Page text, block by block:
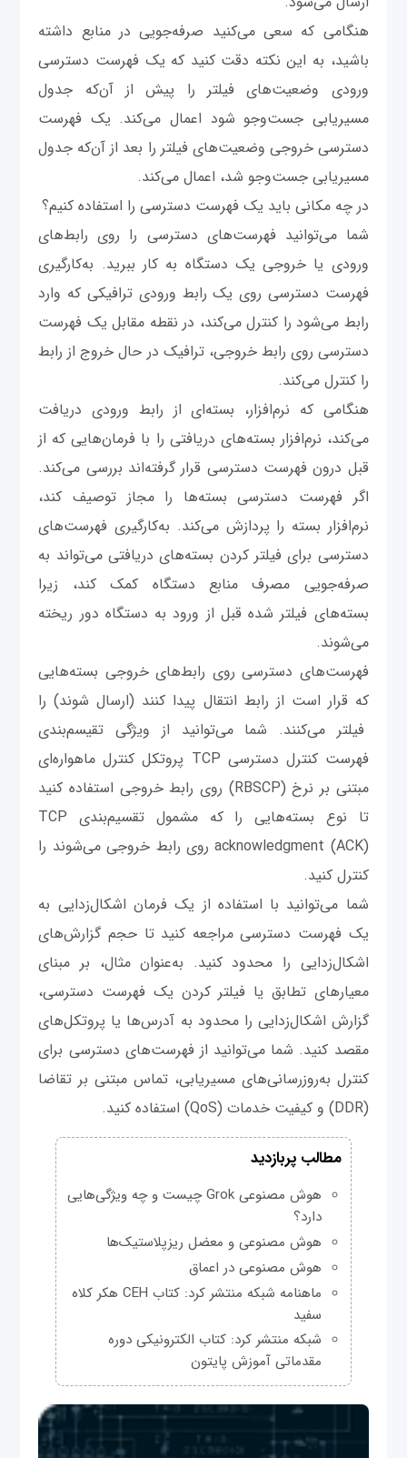
هنگامی که سعی می‌کنید صرفه‌جویی در منابع داشته
باشید، به این نکته دقت کنید که یک فهرست دسترسی
ورودی وضعیت‌های فیلتر را پیش از آن‌که جدول
مسیریابی جست‌وجو شود اعمال می‌کند. یک فهرست
دسترسی خروجی وضعیت‌های فیلتر را بعد از آن‌که جدول
مسیریابی جست‌وجو شد، اعمال می‌کند.
در چه مکانی باید یک فهرست دسترسی را استفاده کنیم؟
شما می‌توانید فهرست‌های دسترسی را روی رابط‌های
ورودی یا خروجی یک دستگاه به کار ببرید. به‌کارگیری
فهرست دسترسی روی یک رابط ورودی ترافیکی که وارد
رابط می‌شود را کنترل می‌کند، در نقطه مقابل یک فهرست
دسترسی روی رابط خروجی، ترافیک در حال خروج از رابط
را کنترل می‌کند.
هنگامی که نرم‌افزار، بسته‌ای از رابط ورودی دریافت
می‌کند‌، نرم‌افزار بسته‌های دریافتی را با فرمان‌هایی که از
قبل درون فهرست دسترسی قرار گرفته‌اند بررسی می‌کند.
اگر فهرست دسترسی بسته‌ها را مجاز توصیف کند،
نرم‌افزار بسته را پردازش می‌کند. به‌کارگیری فهرست‌های
دسترسی برای فیلتر کردن بسته‌های دریافتی می‌تواند به
صرفه‌جویی مصرف منابع دستگاه کمک کند، زیرا
بسته‌های فیلتر شده قبل از ورود به دستگاه دور ریخته
می‌شوند.
فهرست‌های دسترسی روی رابط‌های خروجی بسته‌هایی
که قرار است از رابط انتقال پیدا کنند (ارسال شوند) را
فیلتر می‌کنند. شما می‌توانید از ویژگی تقیسم‌بندی
فهرست کنترل دسترسی TCP پروتکل کنترل ماهواره‌ای
مبتنی بر نرخ (RBSCP) روی رابط خروجی استفاده کنید
تا نوع بسته‌هایی را که مشمول تقسیم‌بندی TCP
acknowledgment (ACK) روی رابط خروجی می‌شوند را
کنترل کنید.
شما می‌توانید با استفاده از یک فرمان اشکال‌زدایی به
یک فهرست دسترسی مراجعه کنید تا حجم گزارش‌های
اشکال‌زدایی را محدود کنید. به‌عنوان مثال، بر مبنای
معیارهای تطابق یا فیلتر کردن یک فهرست دسترسی،
گزارش اشکال‌زدایی را محدود به آدرس‌ها یا پروتکل‌های
مقصد کنید. شما می‌توانید از فهرست‌های دسترسی برای
کنترل به‌روزرسانی‌های مسیریابی، تماس مبتنی بر تقاضا
(DDR) و کیفیت خدمات (QoS) استفاده کنید.
مطالب پربازدید
هوش مصنوعی Grok چیست و چه ویژگی‌هایی
دارد؟
هوش مصنوعی و معضل ریزپلاستیک‌ها
هوش مصنوعی در اعماق
ماهنامه شبکه منتشر کرد: کتاب CEH هکر کلاه
سفید
شبکه منتشر کرد: کتاب الکترونیکی دوره
مقدماتی آموزش پایتون